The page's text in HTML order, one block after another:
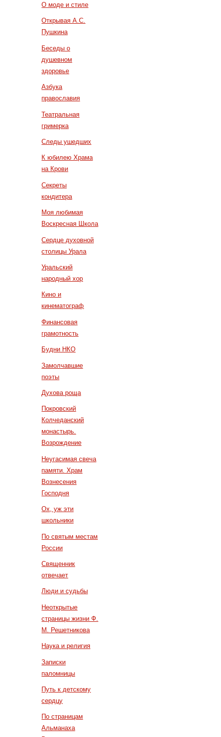
О моде и стиле
Открывая А.С.
Пушкина
Беседы о
душевном
здоровье
Азбука
православия
Театральная
гримерка
Следы ушедших
К юбилею Храма
на Крови
Секреты
кондитера
Моя любимая
Воскресная Школа
Сердце духовной
столицы Урала
Уральский
народный хор
Кино и
кинематограф
Финансовая
грамотность
Будни НКО
Замолчавшие
поэты
Духова роща
Покровский
Колчеданский
монастырь.
Возрождение
Неугасимая свеча
памяти. Храм
Вознесения
Господня
Ох, уж эти
школьники
По святым местам
России
Священник
отвечает
Люди и судьбы
Неоткрытые
страницы жизни Ф.
М. Решетникова
Наука и религия
Записки
паломницы
Путь к детскому
сердцу
По страницам
Альманаха